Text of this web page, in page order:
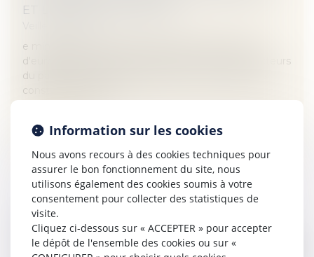
ET LES CONSTRUCTEURS
e ministère de la Justice, qui réclamait 8 millions
d'euros à l'architecte Jean Nouvel et aux constructeurs
du palais de justice de Nantes pour des malfaçons
constatées sur l'éd...
DROITS D'AUTEUR: "LA POSITION DU
GROUPE CANAL + EST INCOMPRÉHENSIBLE"
Information sur les cookies
Nous avons recours à des cookies techniques pour
assurer le bon fonctionnement du site, nous
utilisons également des cookies soumis à votre
consentement pour collecter des statistiques de
visite.
Cliquez ci-dessous sur « ACCEPTER » pour accepter
le dépôt de l'ensemble des cookies ou sur «